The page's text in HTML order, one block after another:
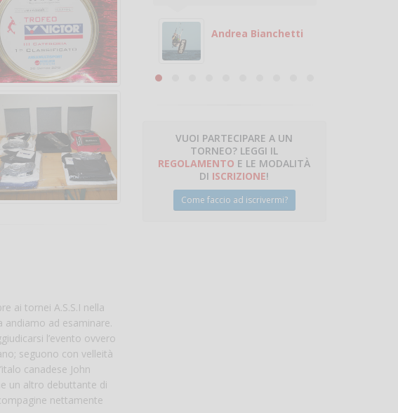
ai tornei A.S.S.I nella
andiamo ad esaminare.
l’evento ovvero
seguono con velleità
canadese John
un altro debuttante di
nettamente
fare per prenotare
campo per giocare con
amico?
chiamare il numero
o si può fare
Vanessa Catalano
Andrea Bianchetti
VUOI PARTECIPARE A UN
TORNEO? LEGGI IL
REGOLAMENTO E LE MODALITÀ
DI ISCRIZIONE!
Come faccio ad iscrivermi?